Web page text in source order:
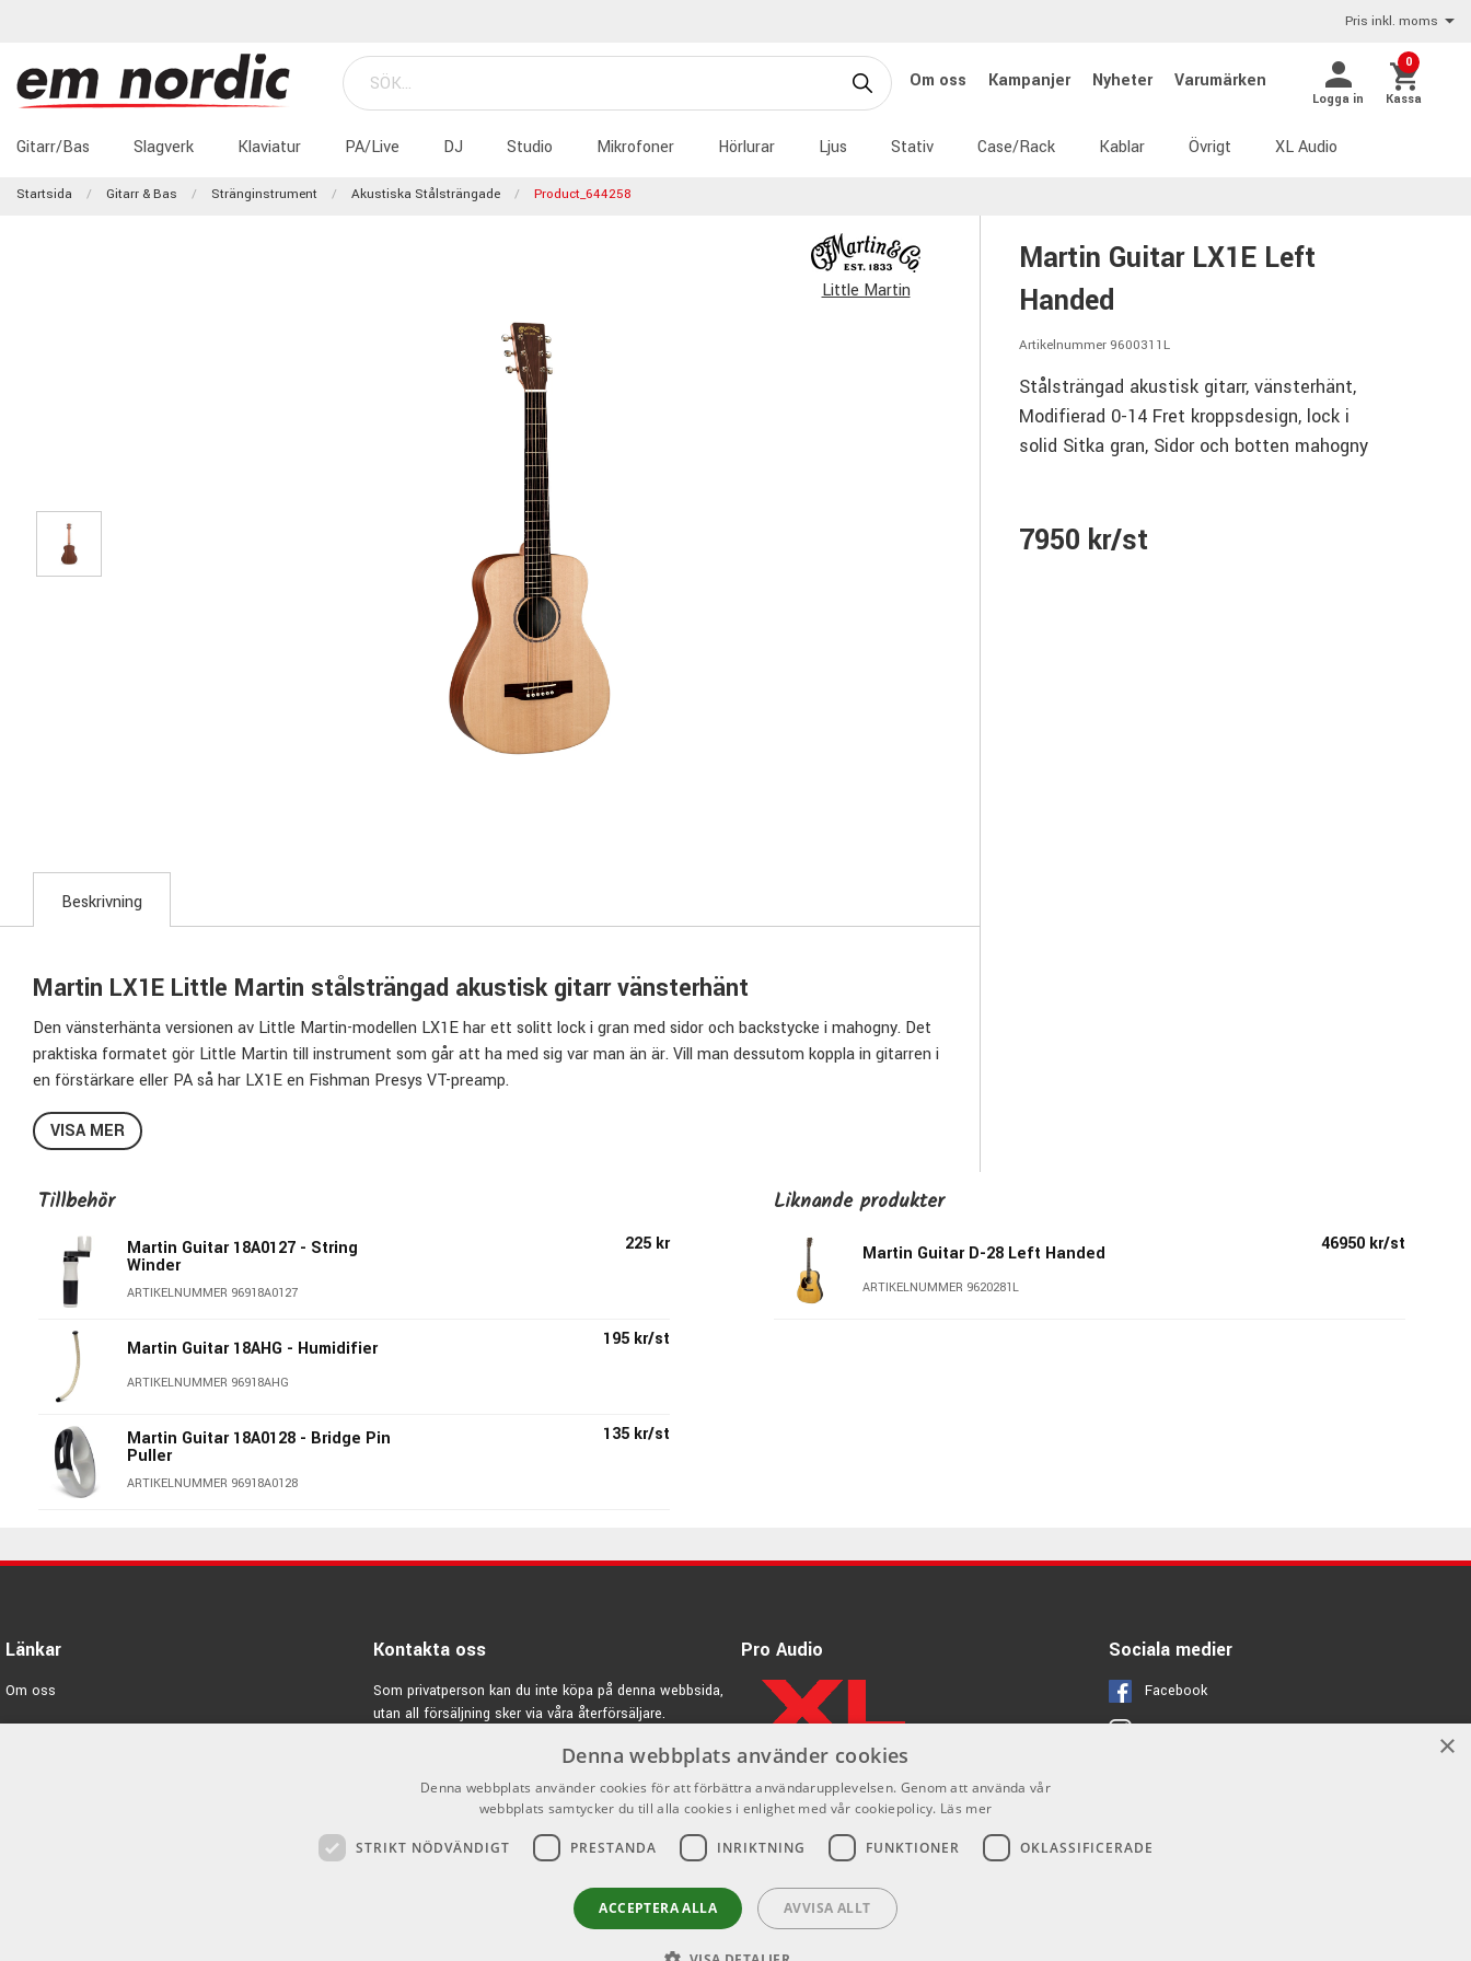
Pris inkl. moms
Om oss Kampanjer Nyheter Varumärken
Logga in
0
Kassa
Gitarr/Bas Slagverk Klaviatur PA/Live DJ Studio Mikrofoner Hörlurar Ljus Stativ Case/Rack Kablar Övrigt XL Audio
Startsida Gitarr & Bas Stränginstrument Akustiska Stålsträngade Product_644258
Little Martin
Martin Guitar LX1E Left
Handed
Artikelnummer 9600311L
Stålsträngad akustisk gitarr, vänsterhänt,
Modifierad 0-14 Fret kroppsdesign, lock i
solid Sitka gran, Sidor och botten mahogny
7950 kr/st
Beskrivning
Martin LX1E Little Martin stålsträngad akustisk gitarr vänsterhänt
Den vänsterhänta versionen av Little Martin-modellen LX1E har ett solitt lock i gran med sidor och backstycke i mahogny. Det
praktiska formatet gör Little Martin till instrument som går att ha med sig var man än är. Vill man dessutom koppla in gitarren i
en förstärkare eller PA så har LX1E en Fishman Presys VT-preamp.
Modified 0-14 Fret
Vänsterhänt
Sidor och botten i mahogny
X-bracing
23'' Skala
4,28 vid översadeln
Fishman Presys VT preamp
Gigbag
VISA MER
Tillbehör
Martin Guitar 18A0127 - String
Winder
ARTIKELNUMMER 96918A0127
225 kr
Martin Guitar 18AHG - Humidifier
ARTIKELNUMMER 96918AHG
195 kr/st
Martin Guitar 18A0128 - Bridge Pin
Puller
ARTIKELNUMMER 96918A0128
135 kr/st
Liknande produkter
Martin Guitar D-28 Left Handed
ARTIKELNUMMER 9620281L
46950 kr/st
Länkar
Om oss
Varumärken
Kontakta oss
Som privatperson kan du inte köpa på denna webbsida,
utan all försäljning sker via våra återförsäljare.
Pro Audio Sociala medier
Facebook
Instagram ×
Denna webbplats använder cookies
Denna webbplats använder cookies för att förbättra användarupplevelsen. Genom att använda vår
webbplats samtycker du till alla cookies i enlighet med vår cookiepolicy. Läs mer
STRIKT NÖDVÄNDIGT PRESTANDA INRIKTNING FUNKTIONER OKLASSIFICERADE
ACCEPTERA ALLA AVVISA ALLT